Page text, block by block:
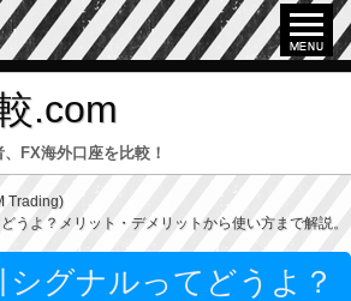
.com
FX海外口座を比較！
Trading)
うよ？メリット・デメリットから使い方まで解説。
シグナルってどうよ？